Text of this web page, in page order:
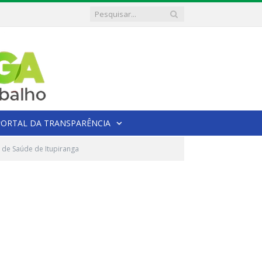
DA TRANSPARÊNCIA
Saúde de Itupiranga